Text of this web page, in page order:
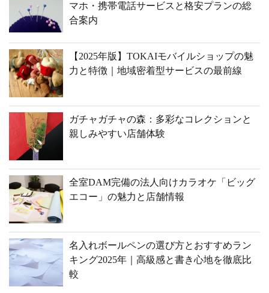
マホ・携帯電話サービスと格安プランの総
合案内
【2025年版】TOKAIモバイルショップの魅
力と特徴｜地域密着型サービスの最前線
ガチャガチャの森：多彩なコレクションと
親しみやすい店舗体験
全室DAM完備の法人向けカラオケ「ビッグ
エコー」の魅力と店舗情報
名入れボールペンの選び方とおすすめラン
キング2025年｜高級感と書き心地を徹底比
較